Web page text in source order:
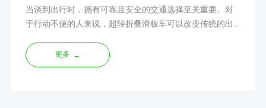
当谈到出行时，拥有可靠且安全的交通选择至关重要。对
于行动不便的人来说，超轻折叠滑板车可以改变传统的出
将爆
更多 →